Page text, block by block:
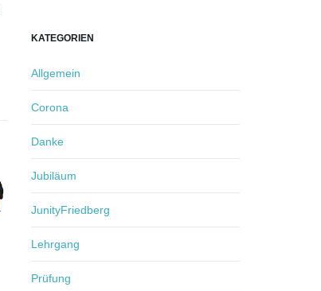
KATEGORIEN
Allgemein
Corona
Danke
Jubiläum
JunityFriedberg
Lehrgang
Prüfung